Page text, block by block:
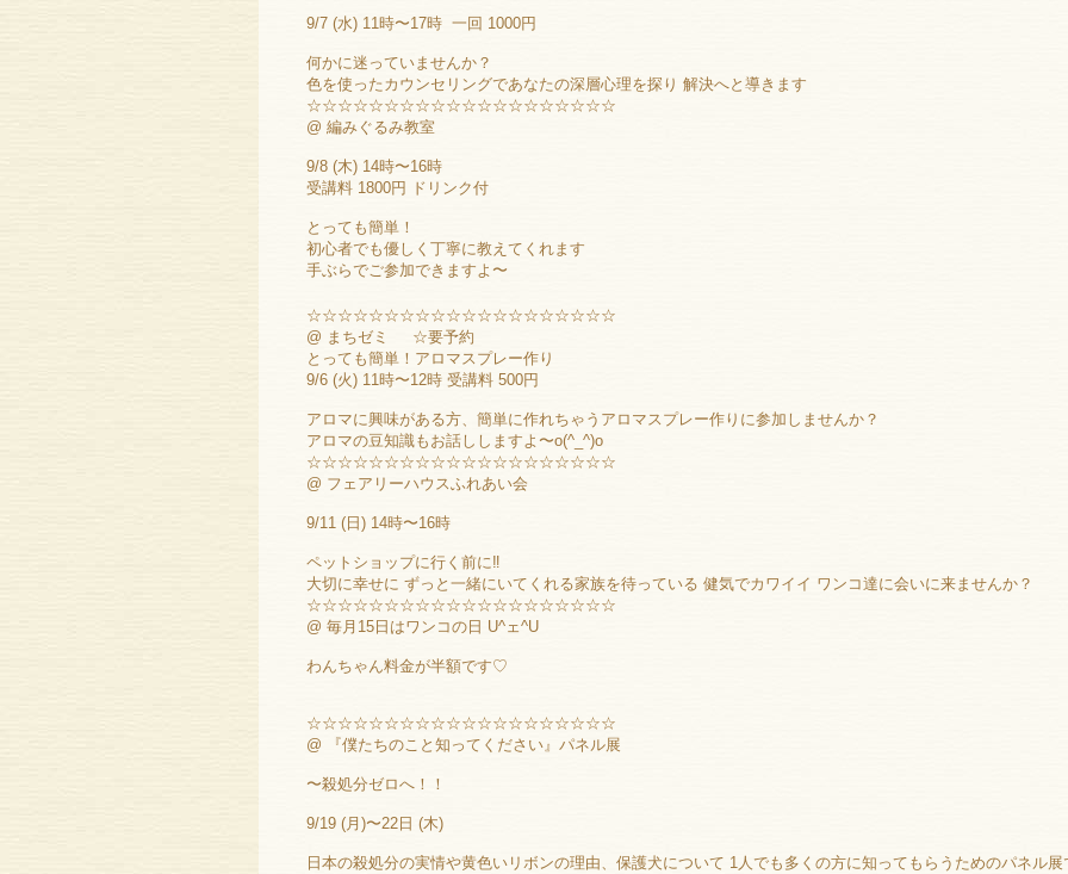
9/7 (水) 11時〜17時 一回 1000円
何かに迷っていませんか？
色を使ったカウンセリングであなたの深層心理を探り 解決へと導きます
☆☆☆☆☆☆☆☆☆☆☆☆☆☆☆☆☆☆☆☆
@ 編みぐるみ教室
9/8 (木) 14時〜16時
受講料 1800円 ドリンク付
とっても簡単！
初心者でも優しく丁寧に教えてくれます
手ぶらでご参加できますよ〜
☆☆☆☆☆☆☆☆☆☆☆☆☆☆☆☆☆☆☆☆
@ まちゼミ ☆要予約
とっても簡単！アロマスプレー作り
9/6 (火) 11時〜12時 受講料 500円
アロマに興味がある方、簡単に作れちゃうアロマスプレー作りに参加しませんか？
アロマの豆知識もお話ししますよ〜o(^_^)o
☆☆☆☆☆☆☆☆☆☆☆☆☆☆☆☆☆☆☆☆
@ フェアリーハウスふれあい会
9/11 (日) 14時〜16時
ペットショップに行く前に‼︎
大切に幸せに ずっと一緒にいてくれる家族を待っている 健気でカワイイ ワンコ達に会いに来ませんか？
☆☆☆☆☆☆☆☆☆☆☆☆☆☆☆☆☆☆☆☆
@ 毎月15日はワンコの日 U^ェ^U
わんちゃん料金が半額です♡
☆☆☆☆☆☆☆☆☆☆☆☆☆☆☆☆☆☆☆☆
@ 『僕たちのこと知ってください』パネル展
〜殺処分ゼロへ！！
9/19 (月)〜22日 (木)
日本の殺処分の実情や黄色いリボンの理由、保護犬について 1人でも多くの方に知ってもらうためのパネル展